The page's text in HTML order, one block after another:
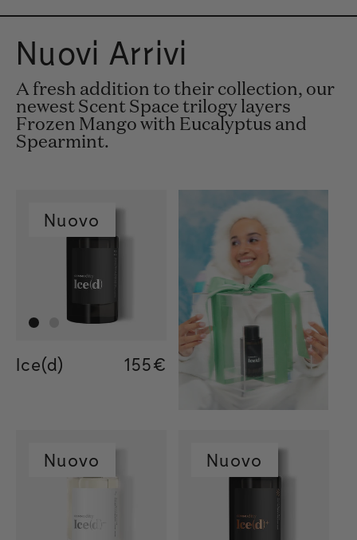
Nuovi Arrivi
A fresh addition to their collection, our
newest Scent Space trilogy layers
Frozen Mango with Eucalyptus and
Spearmint.
Nuovo
Ice(d) Regular price
155€
Regular price
155€
Regular price
34€
Nuovo Nuovo